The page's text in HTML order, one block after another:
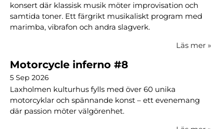
konsert där klassisk musik möter improvisation och
samtida toner. Ett färgrikt musikaliskt program med
marimba, vibrafon och andra slagverk.
Läs mer »
Motorcycle inferno #8
5 Sep 2026
Laxholmen kulturhus fylls med över 60 unika
motorcyklar och spännande konst – ett evenemang
där passion möter välgörenhet.